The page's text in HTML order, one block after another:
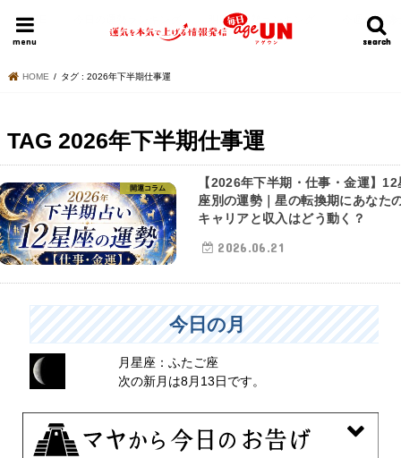
search
search
menu
HOME 明日の運勢ランキング 今週の運勢
HOME タグ : 2026年下半期仕事運
TAG 2026年下半期仕事運
開運コラム
【2026年下半期・仕事・金運】12
座別の運勢｜星の転換期にあなた
キャリアと収入はどう動く？
2026.06.21
今日の月
月星座：ふたご座
次の新月は8月13日です。